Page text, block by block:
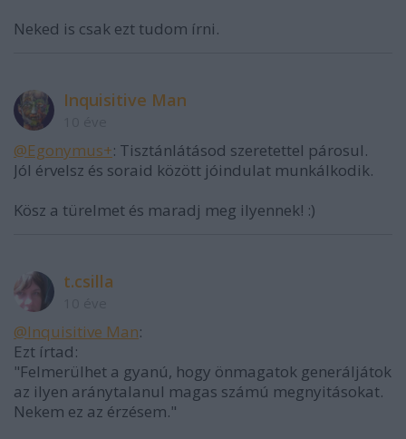
Neked is csak ezt tudom írni.
Inquisitive Man
@Egonymus+: Tisztánlátásod szeretettel párosul.
Jól érvelsz és soraid között jóindulat munkálkodik.
Kösz a türelmet és maradj meg ilyennek! :)
t.csilla
@Inquisitive Man:
Ezt írtad:
"Felmerülhet a gyanú, hogy önmagatok generáljátok
az ilyen aránytalanul magas számú megnyitásokat.
Nekem ez az érzésem."